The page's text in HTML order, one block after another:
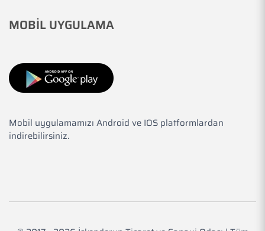
MOBİL UYGULAMA
Mobil uygulamamızı Android ve IOS platformlardan
indirebilirsiniz.